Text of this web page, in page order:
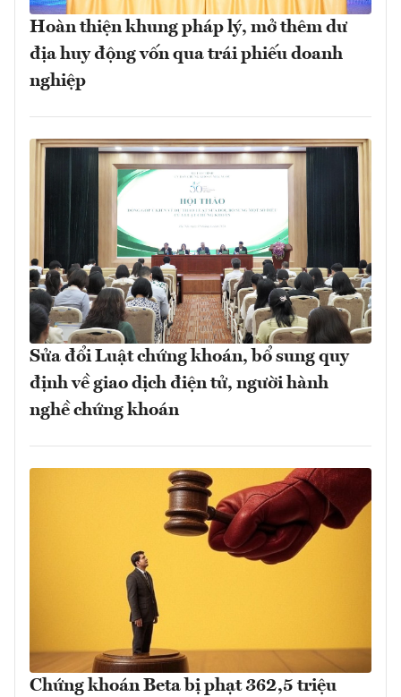
Hoàn thiện khung pháp lý, mở thêm dư
địa huy động vốn qua trái phiếu doanh
nghiệp
Sửa đổi Luật chứng khoán, bổ sung quy
định về giao dịch điện tử, người hành
nghề chứng khoán
Chứng khoán Beta bị phạt 362,5 triệu